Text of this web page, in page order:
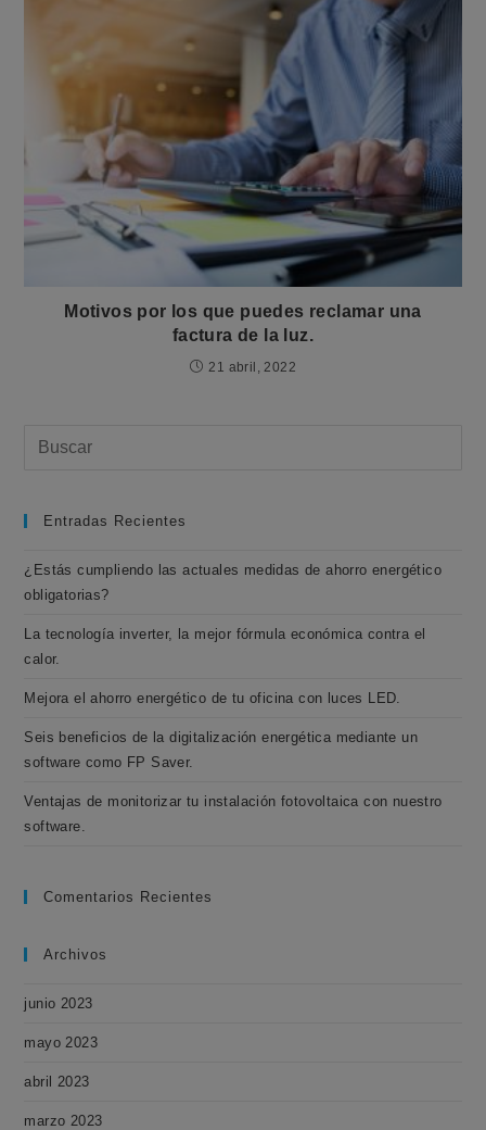
Motivos por los que puedes reclamar una
factura de la luz.
21 abril, 2022
Entradas Recientes
¿Estás cumpliendo las actuales medidas de ahorro energético
obligatorias?
La tecnología inverter, la mejor fórmula económica contra el
calor.
Mejora el ahorro energético de tu oficina con luces LED.
Seis beneficios de la digitalización energética mediante un
software como FP Saver.
Ventajas de monitorizar tu instalación fotovoltaica con nuestro
software.
Comentarios Recientes
Archivos
junio 2023
mayo 2023
abril 2023
marzo 2023